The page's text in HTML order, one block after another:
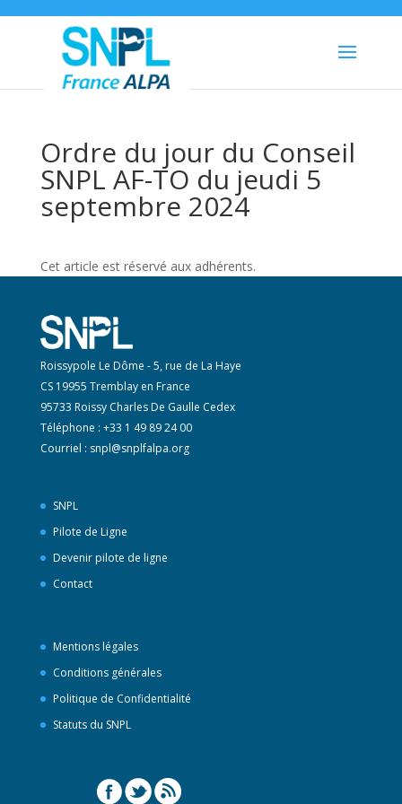
Ordre du jour du Conseil
SNPL AF-TO du jeudi 5
septembre 2024
Cet article est réservé aux adhérents.
Roissypole Le Dôme - 5, rue de La Haye
CS 19955 Tremblay en France
95733 Roissy Charles De Gaulle Cedex
Téléphone : +33 1 49 89 24 00
Courriel : snpl@snplfalpa.org
SNPL
Pilote de Ligne
Devenir pilote de ligne
Contact
Mentions légales
Conditions générales
Politique de Confidentialité
Statuts du SNPL